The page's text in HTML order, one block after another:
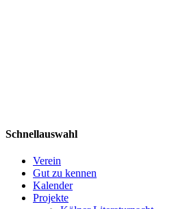
Schnellauswahl
Verein
Gut zu kennen
Kalender
Projekte